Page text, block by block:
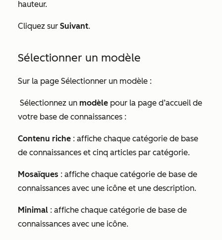
hauteur.
Cliquez sur Suivant.
Sélectionner un modèle
Sur la page Sélectionner un modèle :
Sélectionnez un modèle pour la page d’accueil de
votre base de connaissances :
Contenu riche : affiche chaque catégorie de base
de connaissances et cinq articles par catégorie.
Mosaïques : affiche chaque catégorie de base de
connaissances avec une icône et une description.
Minimal : affiche chaque catégorie de base de
connaissances avec une icône.